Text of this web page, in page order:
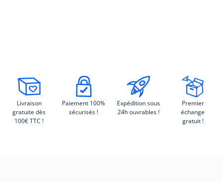
Livraison
gratuite dès
100€ TTC !
Paiement 100%
sécurisés !
Expédition sous
24h ouvrables !
Premier
échange
gratuit !